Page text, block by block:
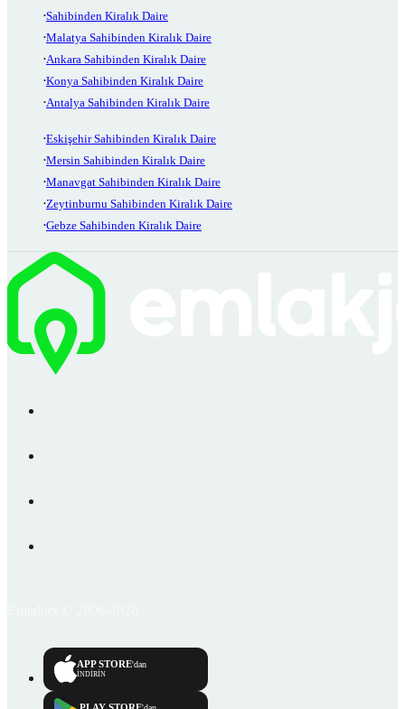
Sahibinden Kiralık Daire
Malatya Sahibinden Kiralık Daire
Ankara Sahibinden Kiralık Daire
Konya Sahibinden Kiralık Daire
Antalya Sahibinden Kiralık Daire
Eskişehir Sahibinden Kiralık Daire
Mersin Sahibinden Kiralık Daire
Manavgat Sahibinden Kiralık Daire
Zeytinburnu Sahibinden Kiralık Daire
Gebze Sahibinden Kiralık Daire
APP STORE'dan
İNDİRİN